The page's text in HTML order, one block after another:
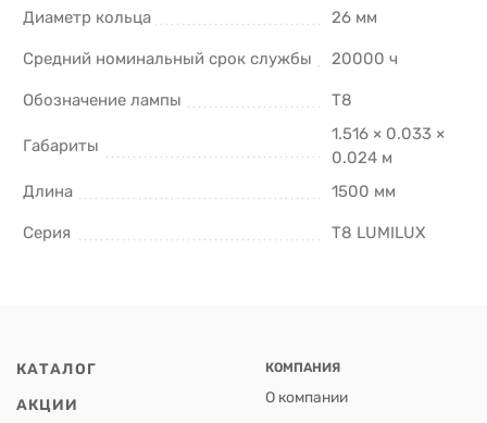
Диаметр кольца 26 мм
Средний номинальный срок службы 20000 ч
Обозначение лампы T8
Габариты
1.516 × 0.033 ×
0.024 м
Длина
1500 мм
Серия T8 LUMILUX
КАТАЛОГ
АКЦИИ
КОМПАНИЯ
О компании